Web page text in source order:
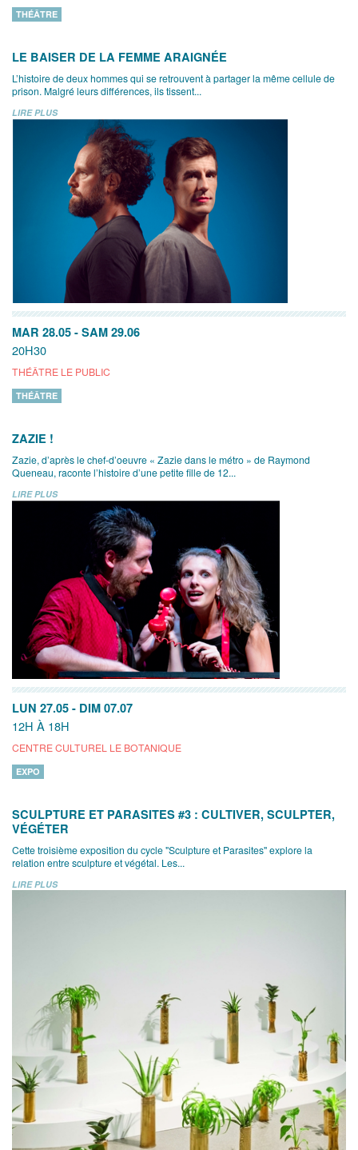
THÉÂTRE
LE BAISER DE LA FEMME ARAIGNÉE
L’histoire de deux hommes qui se retrouvent à partager la même cellule de
prison. Malgré leurs différences, ils tissent...
LIRE PLUS
MAR 28.05 - SAM 29.06
20H30
THÉÂTRE LE PUBLIC
THÉÂTRE
ZAZIE !
Zazie, d’après le chef-d’oeuvre « Zazie dans le métro » de Raymond
Queneau, raconte l’histoire d’une petite fille de 12...
LIRE PLUS
LUN 27.05 - DIM 07.07
12H À 18H
CENTRE CULTUREL LE BOTANIQUE
EXPO
SCULPTURE ET PARASITES #3 : CULTIVER, SCULPTER,
VÉGÉTER
Cette troisième exposition du cycle "Sculpture et Parasites" explore la
relation entre sculpture et végétal. Les...
LIRE PLUS